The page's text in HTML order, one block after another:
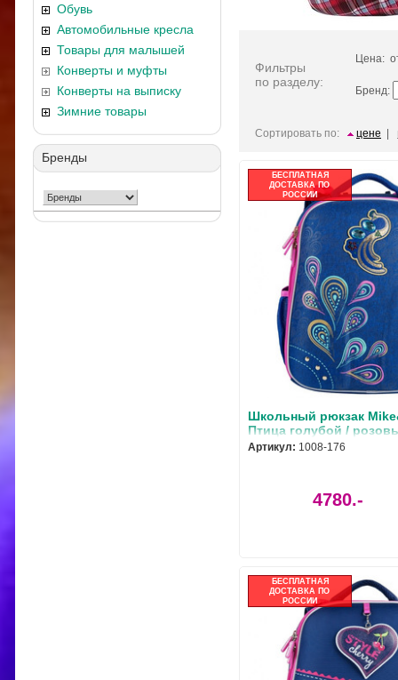
Обувь
Автомобильные кресла
Товары для малышей
Конверты и муфты
Конверты на выписку
Зимние товары
Бренды
Фильтры
по разделу:
Цена:
Бренд:
Сортировать по: цене
БЕСПЛАТНАЯ
ДОСТАВКА ПО
РОССИИ
Школьный рюкзак
Птица голубой /
176
Артикул: 1008-176
4780.-
БЕСПЛАТНАЯ
ДОСТАВКА ПО
РОССИИ